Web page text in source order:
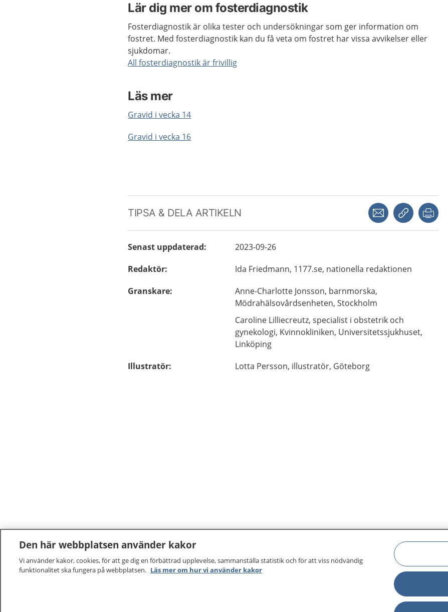
Lär dig mer om fosterdiagnostik
Fosterdiagnostik är olika tester och undersökningar som ger information om
fostret. Med fosterdiagnostik kan du få veta om fostret har vissa avvikelser eller
sjukdomar.
All fosterdiagnostik är frivillig
Läs mer
Gravid i vecka 14
Gravid i vecka 16
TIPSA & DELA ARTIKELN Dela via mejlKopiera länk
Senast uppdaterad:
2023-09-26
Redaktör: Ida Friedmann, 1177.se, nationella redaktionen
Granskare: Anne-Charlotte Jonsson, barnmorska,
Mödrahälsovårdsenheten, Stockholm
Caroline Lilliecreutz, specialist i obstetrik och
gynekologi, Kvinnokliniken, Universitetssjukhuset,
Linköping
Illustratör: Lotta Persson, illustratör, Göteborg
Den här webbplatsen använder kakor
Vi använder kakor, cookies, för att ge dig en förbättrad upplevelse, sammanställa statistik och för att viss nödvändig
funktionalitet ska fungera på webbplatsen. Läs mer om hur vi använder kakor